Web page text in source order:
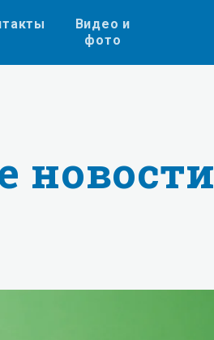
Видео и
фото
новости